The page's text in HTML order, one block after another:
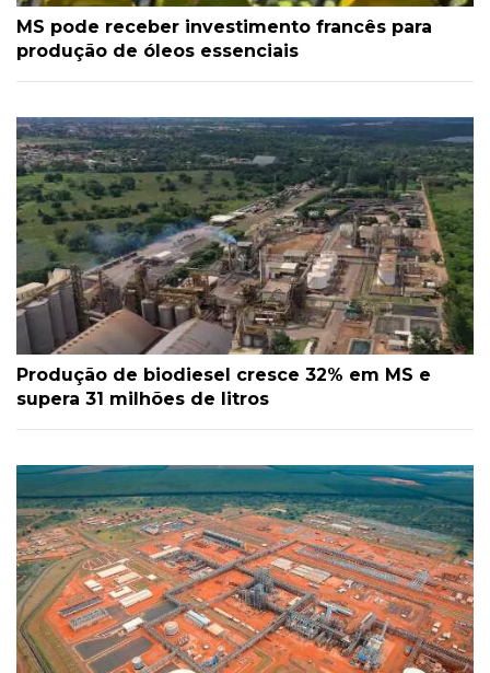
MS pode receber investimento francês para
produção de óleos essenciais
Produção de biodiesel cresce 32% em MS e
supera 31 milhões de litros